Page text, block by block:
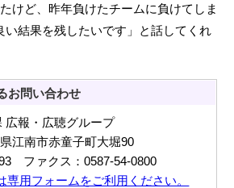
けど、昨年負けたチームに負けてしま
い結果を残したいです」と話してくれ
お問い合わせ
広報・広聴グループ
江南市赤童子町大堀90
ファクス：0587-54-0800
専用フォームをご利用ください。